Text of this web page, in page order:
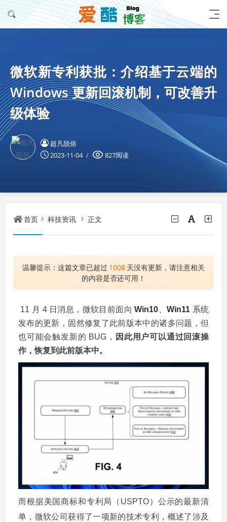
微软新专利获批：介绍基于云端的
Windows 更新回滚机制，可改善升
级体验
超凡脱俗
2023-11-04
827阅读
首页 科技资讯 正文
温馨提示：这篇文章已超过 1008 天没有更新，请注意相关
的内容是否还可用！
11 月 4 日消息，微软目前面向Win10 、Win11 系统
发布的更新，固然修复了此前版本中的诸多问题，但
也可能会触发新的 BUG，
因此用户可以通过回滚操
作，恢复到此前版本中。
而根据美国商标和专利局（USPTO）公示的最新清
单，微软公司获得了一项新的技术专利，概述了涉及